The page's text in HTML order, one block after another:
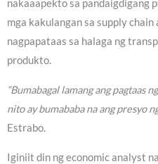
nakaaapekto sa pandaigdigang
mga kakulangan sa supply
nagpapataas sa halaga ng
produkto.
“Bumabagal lamang ang pagtaas
nito ay bumababa na ang presyo
Estrabo.
Iginiit din ng economic analyst